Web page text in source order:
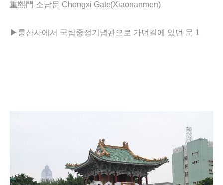
重熙門 소남문 Chongxi Gate(Xiaonanmen)
▶ 룽산사에서 국립중정기념관으로 가던길에 있던 문 1